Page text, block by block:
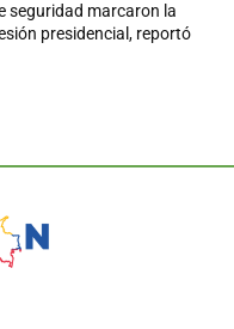
seguridad marcaron la
presidencial, reportó